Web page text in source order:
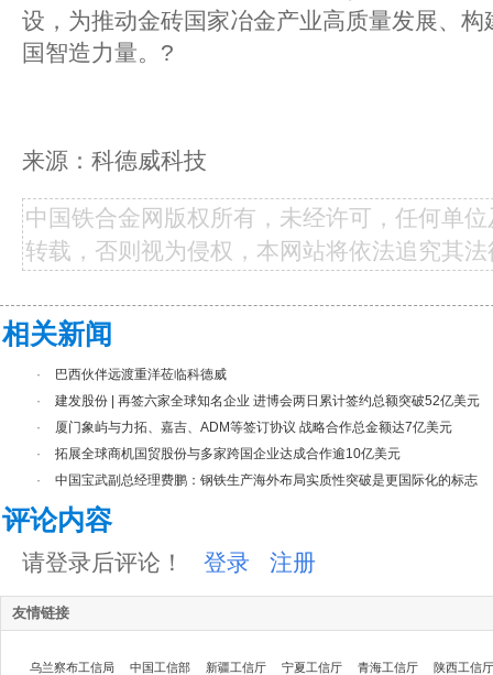
设，为推动金砖国家冶金产业高质量发展、
国智造力量。?
来源：科德威科技
中国铁合金网版权所有，未经许可，任何单
转载，否则视为侵权，本网站将依法追究其
相关新闻
·
巴西伙伴远渡重洋莅临科德威
·
建发股份 | 再签六家全球知名企业 进博会两日累计签约总额突破52亿美元
·
厦门象屿与力拓、嘉吉、ADM等签订协议 战略合作总金额达7亿美元
·
拓展全球商机国贸股份与多家跨国企业达成合作逾10亿美元
·
中国宝武副总经理费鹏：钢铁生产海外布局实质性突破是更国际化的标志
评论内容
请登录后评论！ 登录 注册
友情链接
乌兰察布工信局 中国工信部 新疆工信厅 宁夏工信厅 青海工信厅 陕西工信厅